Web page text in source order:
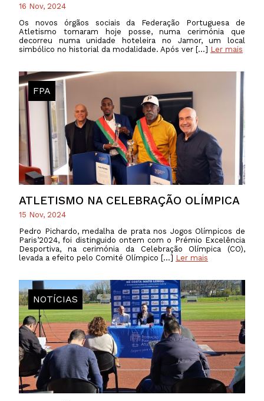
16 Nov, 2024
Os novos órgãos sociais da Federação Portuguesa de
Atletismo tomaram hoje posse, numa cerimónia que
decorreu numa unidade hoteleira no Jamor, um local
simbólico no historial da modalidade. Após ver […] Ler mais
ATLETISMO NA CELEBRAÇÃO OLÍMPICA
FPA
15 Nov, 2024
Pedro Pichardo, medalha de prata nos Jogos Olímpicos de
Paris’2024, foi distinguido ontem com o Prémio Excelência
Desportiva, na cerimónia da Celebração Olímpica (CO),
levada a efeito pelo Comité Olímpico […] Ler mais
NOTÍCIAS